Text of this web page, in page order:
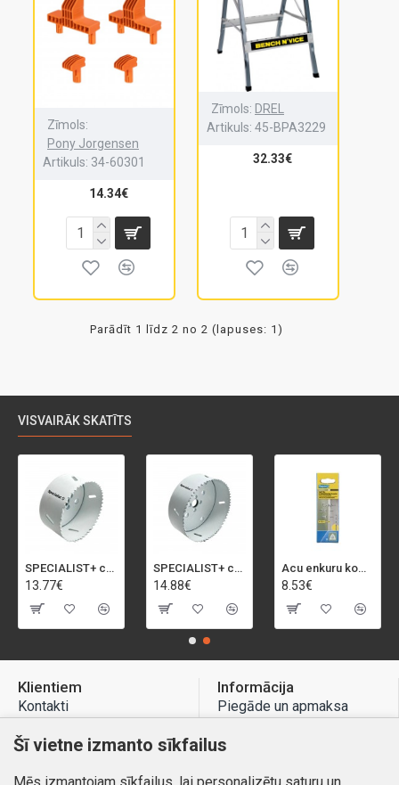
Zīmols:
Pony Jorgensen
Artikuls: 34-60301
14.34€
Zīmols: DREL
Artikuls: 45-BPA3229
32.33€
Parādīt 1 līdz 2 no 2 (lapuses: 1)
VISVAIRĀK SKATĪTS
SPECIALIST+ caurumu zāģis BI-METAL, 92 mm
13.77€
SPECIALIST+ caurumu zāģis BI-METAL, 98 mm
14.88€
Acu enkuru komplekts, 3-13 mm, Rapid, 12 gab.
8.53€
Klientiem
Kontakti
Preču atgriešana
Informācija
Piegāde un apmaksa
Atteikuma tiesības
Šī vietne izmanto sīkfailus